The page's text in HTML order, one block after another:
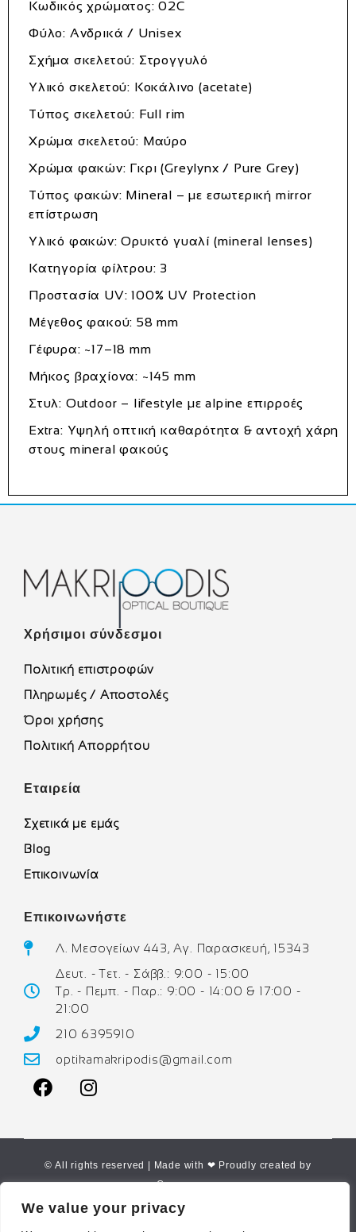
We value your privacy
Κωδικός χρώματος: 02C
Φύλο: Ανδρικά / Unisex
Σχήμα σκελετού: Στρογγυλό
Υλικό σκελετού: Κοκάλινο (acetate)
Τύπος σκελετού: Full rim
Χρώμα σκελετού: Μαύρο
Χρώμα φακών: Γκρι (Greylynx / Pure Grey)
Τύπος φακών: Mineral – με εσωτερική mirror
επίστρωση
Υλικό φακών: Ορυκτό γυαλί (mineral lenses)
Κατηγορία φίλτρου: 3
Προστασία UV: 100% UV Protection
Μέγεθος φακού: 58 mm
Γέφυρα: ~17–18 mm
Μήκος βραχίονα: ~145 mm
Στυλ: Outdoor – lifestyle με alpine επιρροές
Extra: Υψηλή οπτική καθαρότητα & αντοχή χάρη
στους mineral φακούς
Χρήσιμοι σύνδεσμοι
Πολιτική επιστροφών
Πληρωμές / Αποστολές
Όροι χρήσης
Πολιτική Απορρήτου
Εταιρεία
Σχετικά με εμάς
Blog
Επικοινωνία
Επικοινωνήστε
Λ. Μεσογείων 443, Αγ. Παρασκευή, 15343
Δευτ. - Τετ. - Σάββ.: 9:00 - 15:00
Τρ. - Πεμπ. - Παρ.: 9:00 - 14:00 & 17:00 -
21:00
210 6395910
optikamakripodis@gmail.com
© All rights reserved | Made with ❤ Proudly created by
Corne.gr